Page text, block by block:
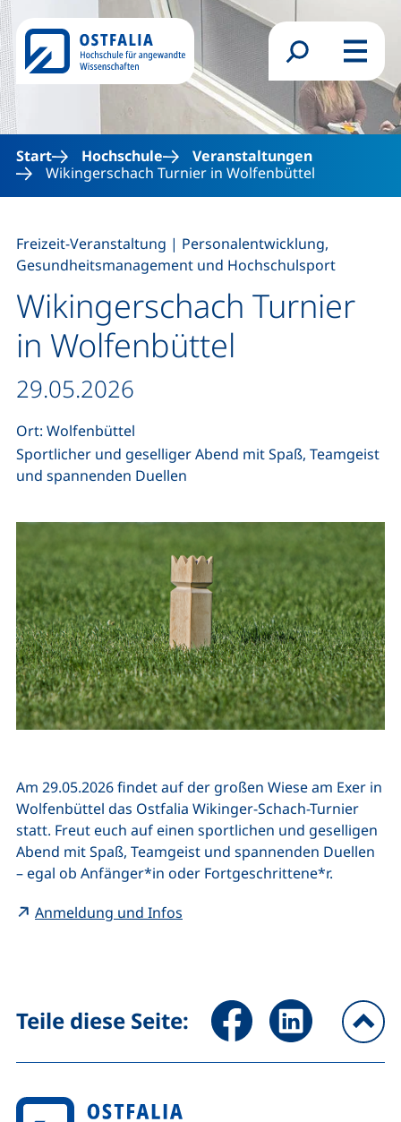
Direkt zum Inhalt
Suchformular
Menü
Start Hochschule
Veranstaltungen
Wikingerschach Turnier in Wolfenbüttel
Wikingerschach Turnier
in Wolfenbüttel
Freizeit-Veranstaltung | Personalentwicklung,
Gesundheitsmanagement und Hochschulsport
Datum / Dauer:
29.05.2026
Ort: Wolfenbüttel
Sportlicher und geselliger Abend mit Spaß, Teamgeist
und spannenden Duellen
Am 29.05.2026 findet auf der großen Wiese am Exer in
Wolfenbüttel das Ostfalia Wikinger-Schach-Turnier
statt. Freut euch auf einen sportlichen und geselligen
Abend mit Spaß, Teamgeist und spannenden Duellen
– egal ob Anfänger*in oder Fortgeschrittene*r.
Anmeldung und Infos
Teile diese Seite: Seite über Facebook teilen
Seite über